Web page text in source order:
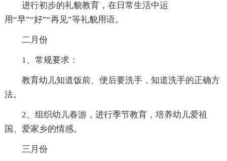
进行初步的礼貌教育，在日常生活中运
用“早”“好”“再见”等礼貌用语。
二月份
1、常规要求：
教育幼儿知道饭前、便后要洗手，知道洗手的正确方
法。
2、组织幼儿春游，进行季节教育，培养幼儿爱祖
国、爱家乡的情感。
三月份